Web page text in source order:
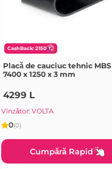
CashBack: 2150
Placă de cauciuc tehnic MBS
7400 x 1250 x 3 mm
4299 L
Vînzător: VOLTA
0(0)
Cumpără Rapid